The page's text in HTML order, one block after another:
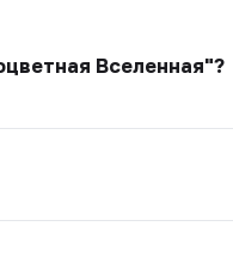
Вселенная"?